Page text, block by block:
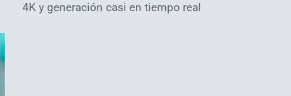
4K y generación casi en tiempo real